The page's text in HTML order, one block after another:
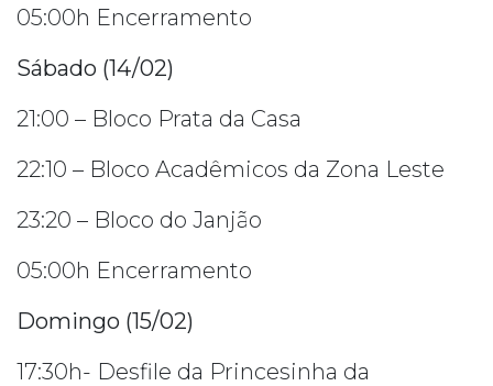
05:00h Encerramento
Sábado (14/02)
21:00 – Bloco Prata da Casa
22:10 – Bloco Acadêmicos da Zona Leste
23:20 – Bloco do Janjão
05:00h Encerramento
Domingo (15/02)
17:30h- Desfile da Princesinha da